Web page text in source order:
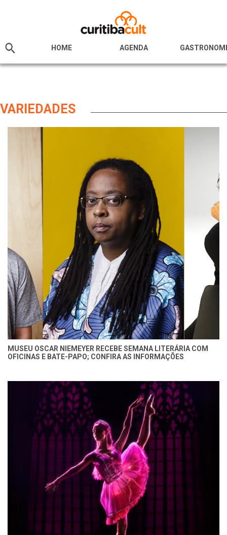
HOME AGENDA
VARIEDADES
MUSEU OSCAR NIEMEYER RECEBE SEMANA LITERÁRIA COM
OFICINAS E BATE-PAPO; CONFIRA AS INFORMAÇÕES